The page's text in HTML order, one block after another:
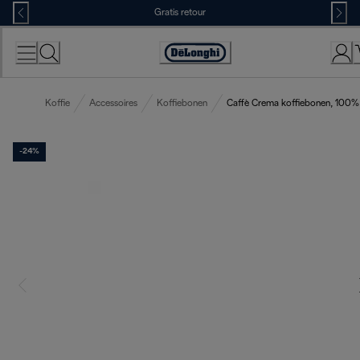
Skip
to
Content
Gratis retour
Accessibility
Koffie Accessoires Koffiebonen Caffè Crema koffiebonen, 100%
-24%